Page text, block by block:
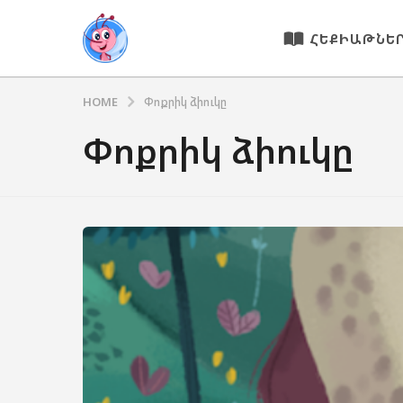
ՀԵՔԻԱԹՆԵՐ
HOME Փոքրիկ ձիուկը
Փոքրիկ ձիուկը